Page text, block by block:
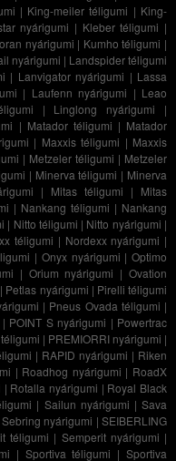
| King-meiler téligumi | King-
nyárigumi | Kleber téligumi |
nyárigumi | Kumho téligumi |
nyárigumi | Landspider téligumi
| Lanvigator nyárigumi | Lassa
| Laufenn nyárigumi | Leao
| Linglong nyárigumi |
| Matador téligumi | Matador
| Maxxis téligumi | Maxxis
| Metzeler téligumi | Metzeler
| Minerva téligumi | Minerva
| Mitas téligumi | Mitas
| Nankang téligumi | Nankang
| Nitto téligumi | Nitto nyárigumi |
téligumi | Nordexx nyárigumi |
| Onyx nyárigumi | Optimo
| Orium nyárigumi |Ovation
| Petlas nyárigumi | Pirelli téligumi
| Pneus Ovada téligumi |
| POINT S nyárigumi | Powertrac
| PREMIORRI nyárigumi |
| RAPID nyárigumi | Riken
| Roadhog nyárigumi | RoadX
| Rotalla nyárigumi | Royal Black
| Sailun nyárigumi |Sava
Sebring nyárigumi |SEIBERLING
téligumi | Semperit nyárigumi |
| Sportiva téligumi |Sportiva